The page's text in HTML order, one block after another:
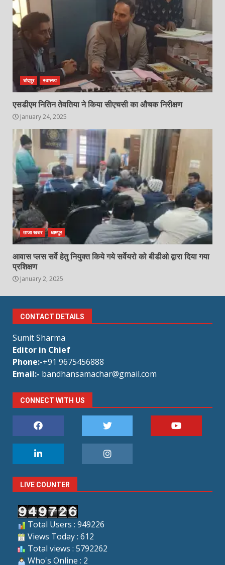
चांदपुर स्वास्थ्य
एसडीएम नितिन तेवतिया ने किया सीएचसी का औचक निरीक्षण
January 24, 2025
ताजा खबर धामपुर
आवास प्लस सर्वे हेतु नियुक्त किये गये सर्वेयरो को बीडीओ द्वारा दिया गया
प्रशिक्षण
January 2, 2025
CONTACT DETAILS
Sumit Sharma
Editor in Chief
Phone:-+91 9675456888
Email:- bandhansamachar@gmail.com
CONNECT WITH US
LIVE COUNTER
Total Users : 949226
Views Today : 612
Total views : 5792262
Who's Online : 2